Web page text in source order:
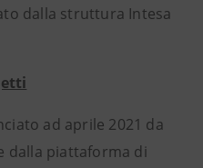
dalla struttura Intesa
ad aprile 2021 da
dalla piattaforma di